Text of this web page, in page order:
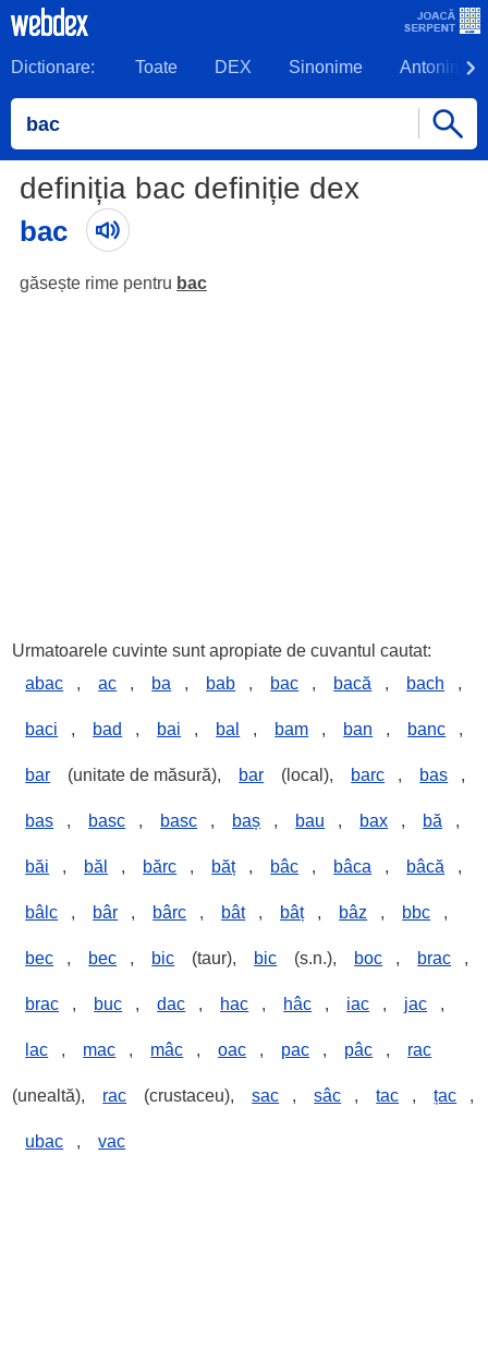
Dictionare: Toate DEX Sinonime Antonime
definiția bac definiție dex
bac
găsește rime pentru bac
Urmatoarele cuvinte sunt apropiate de cuvantul cautat:
abac
, ac , ba , bab , bac , bacă , bach ,
baci , bad , bai , bal , bam , ban , banc ,
bar (unitate de măsură), bar (local), barc , bas ,
bas , basc , basc , baș , bau , bax , bă ,
băi , băl , bărc , băț , bâc , bâca , bâcă ,
bâlc , bâr , bârc , bât , bâț , bâz , bbc ,
bec , bec , bic (taur), bic (s.n.), boc , brac ,
brac , buc , dac , hac , hâc , iac , jac ,
lac , mac , mâc , oac , pac , pâc , rac
(unealtă), rac (crustaceu), sac , sâc , tac , țac ,
ubac , vac